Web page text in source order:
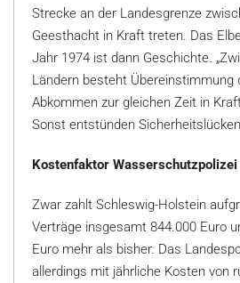
Strecke an der Landesgrenze
Geesthacht in Kraft treten. Das
Jahr 1974 ist dann Geschichte.
Ländern besteht Übereinstimmung
Abkommen zur gleichen Zeit in
Sonst entstünden
Kostenfaktor Wasserschutzpolizei
Zwar zahlt Schleswig-Holstein
Verträge insgesamt 844.000 Euro
Euro mehr als bisher. Das
allerdings mit jährliche Kosten von